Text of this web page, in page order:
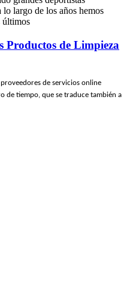
largo de los años hemos
últimos
Productos de Limpieza
proveedores de servicios online
de tiempo, que se traduce también a